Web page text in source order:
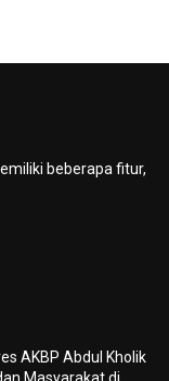
beberapa fitur,
AKBP Abdul Kholik